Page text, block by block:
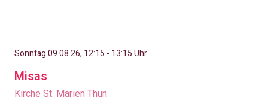
Sonntag 09.08.26, 12:15 - 13:15 Uhr
Misas
Kirche St. Marien Thun